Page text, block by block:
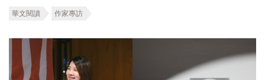
華文閱讀 作家專訪